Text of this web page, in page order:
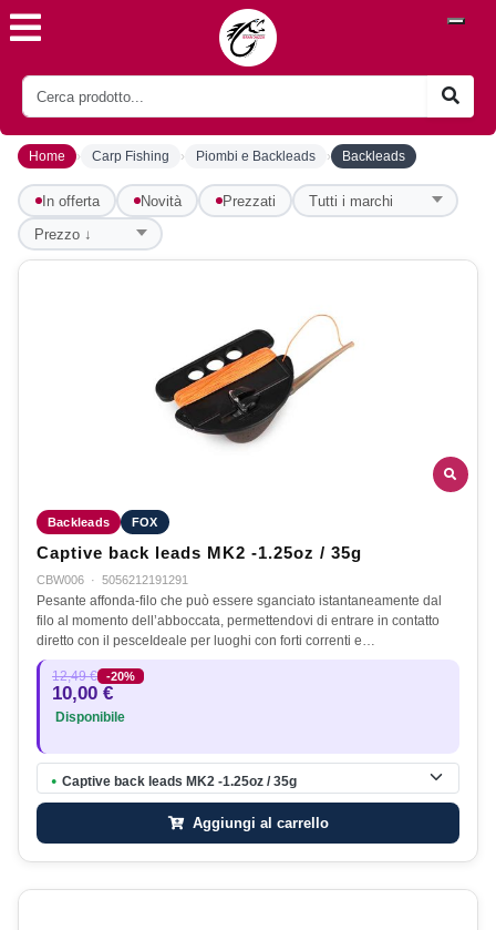
Home › Carp Fishing › Piombi e Backleads › Backleads
In offerta Novità Prezzati
Backleads FOX
Captive back leads MK2 -1.25oz / 35g
CBW006 · 5056212191291
Pesante affonda-filo che può essere sganciato istantaneamente dal
filo al momento dell’abboccata, permettendovi di entrare in contatto
diretto con il pesceIdeale per luoghi con forti correnti e…
12,49 € -20%
10,00 €
Disponibile
● Captive back leads MK2 -1.25oz / 35g
Aggiungi al carrello